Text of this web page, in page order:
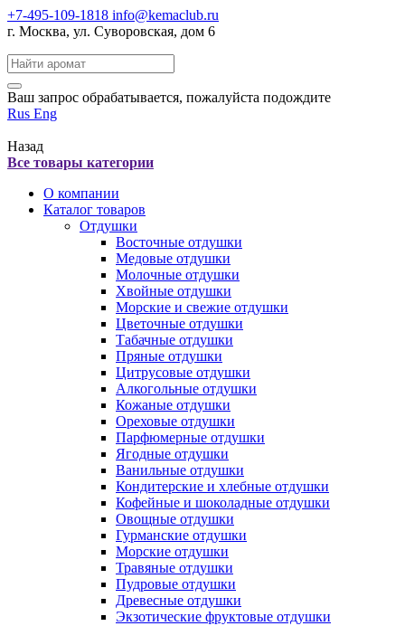
+7-495-109-1818 info@kemaclub.ru
г. Москва, ул. Суворовская, дом 6
Поиск:
Ваш запрос обрабатывается, пожалуйста подождите
Rus Eng
Назад
Все товары категории
О компании
Каталог товаров
Отдушки
Восточные отдушки
Медовые отдушки
Молочные отдушки
Хвойные отдушки
Морские и свежие отдушки
Цветочные отдушки
Табачные отдушки
Пряные отдушки
Цитрусовые отдушки
Алкогольные отдушки
Кожаные отдушки
Ореховые отдушки
Парфюмерные отдушки
Ягодные отдушки
Ванильные отдушки
Кондитерские и хлебные отдушки
Кофейные и шоколадные отдушки
Овощные отдушки
Гурманские отдушки
Морские отдушки
Травяные отдушки
Пудровые отдушки
Древесные отдушки
Экзотические фруктовые отдушки